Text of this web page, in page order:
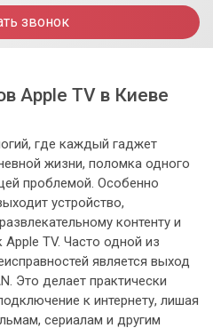
звонок
Apple TV в Киеве
где каждый гаджет
жизни, поломка одного
проблемой. Особенно
устройство,
контенту и
TV. Часто одной из
является выход
Это делает практически
к интернету, лишая
сериалам и другим